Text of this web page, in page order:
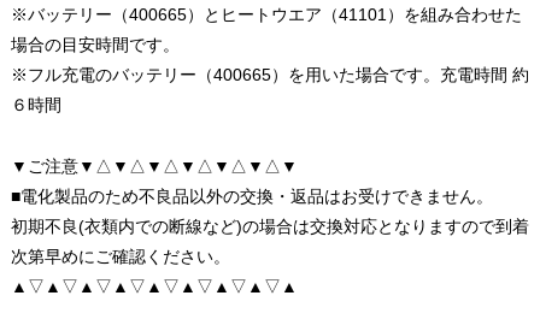
※バッテリー（400665）とヒートウエア（41101）を組み合わせた
場合の目安時間です。
※フル充電のバッテリー（400665）を用いた場合です。充電時間 約
６時間
▼ご注意▼△▼△▼△▼△▼△▼△▼
■電化製品のため不良品以外の交換・返品はお受けできません。
初期不良(衣類内での断線など)の場合は交換対応となりますので到着
次第早めにご確認ください。
▲▽▲▽▲▽▲▽▲▽▲▽▲▽▲▽▲